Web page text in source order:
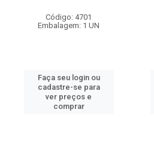
Código: 4701
Embalagem: 1 UN
Faça seu login ou
cadastre-se para
ver preços e
comprar